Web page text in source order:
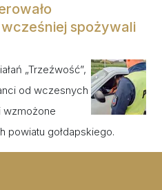
spożywali
„Trzeźwość”,
od wczesnych
wzmożone
powiatu gołdapskiego.